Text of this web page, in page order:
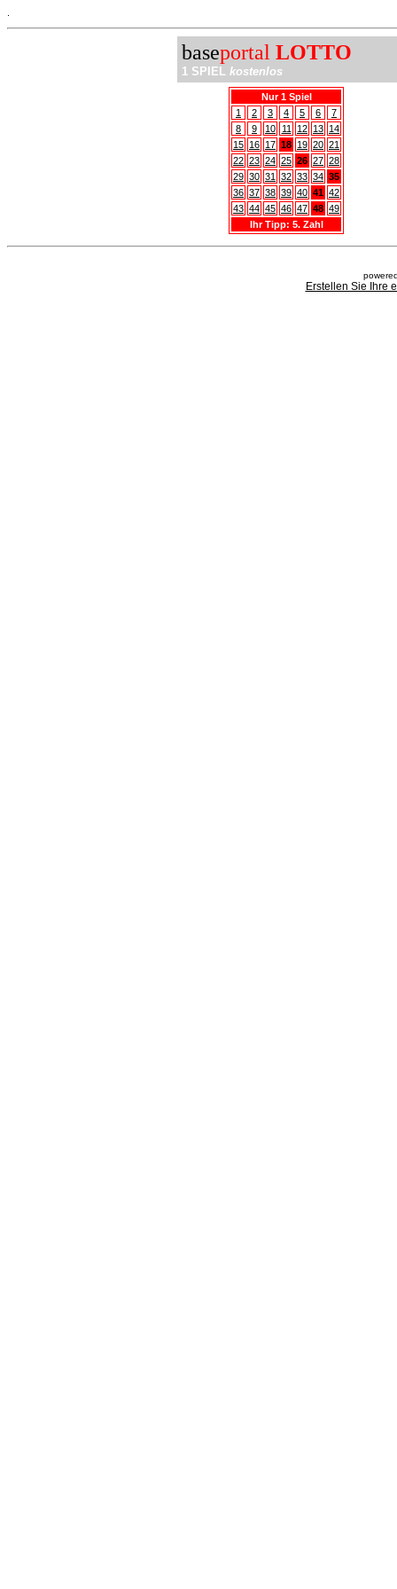
baseportal LOTTO
1 SPIEL kostenlos
Nur 1 Spiel
1
2 3 4 5 6
7
8
9 10 11 12 13 14
15 16 17 18 19 20 21
22 23 24 25 26 27 28
29 30 31 32 33 34 35
36 37 38 39 40 41 42
43 44 45 46 47 48 49
Ihr Tipp: 5. Zahl
Erstellen Sie Ihre